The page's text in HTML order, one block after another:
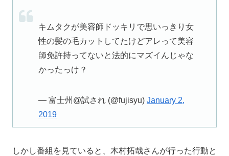
キムタクが美容師ドッキリで思いっきり女
性の髪の毛カットしてたけどアレって美容
師免許持ってないと法的にマズイんじゃな
かったっけ？
— 富士州@試され (@fujisyu) January 2,
2019
しかし番組を見ていると、木村拓哉さんが行った行動と